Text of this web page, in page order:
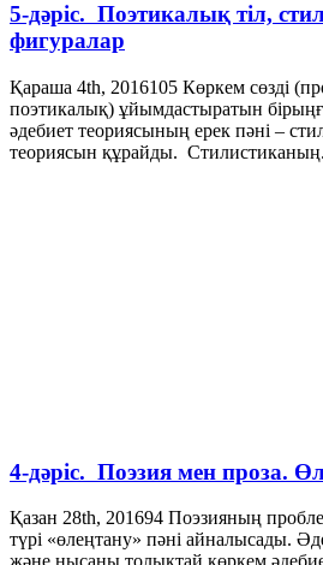
5-дәріс. Поэтикалық тіл,
фигуралар
Қараша 4th, 2016105 Көркем сөзді
поэтикалық) ұйымдастыратын
әдебиет теориясының ерек пәні –
теориясын құрайды.
4-дәріс. Поэзия мен проза.
Қазан 28th, 201694 Поэзияның
түрі «өлеңтану» пәні айналысады.